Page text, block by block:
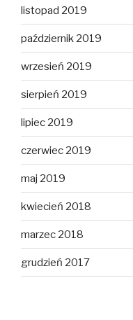
listopad 2019
październik 2019
wrzesień 2019
sierpień 2019
lipiec 2019
czerwiec 2019
maj 2019
kwiecień 2018
marzec 2018
grudzień 2017